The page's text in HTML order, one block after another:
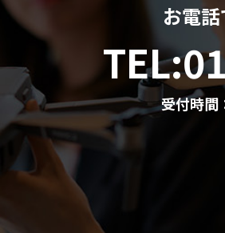
お電
TEL:
受付時間